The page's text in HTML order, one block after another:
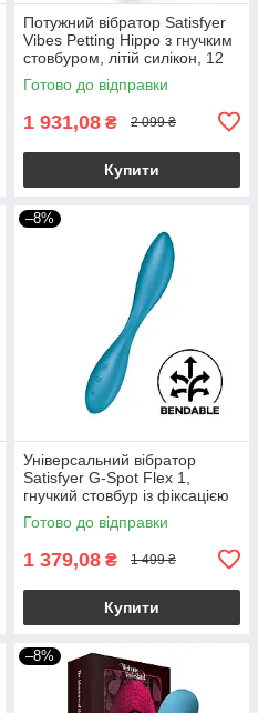
Потужний вібратор Satisfyer
Vibes Petting Hippo з гнучким
стовбуром, літій силікон, 12
режимів
Готово до відправки
1 931,08 ₴ 2 099 ₴
Купити
–8%
Універсальний вібратор
Satisfyer G-Spot Flex 1,
гнучкий стовбур із фіксацією
положення
Готово до відправки
1 379,08 ₴ 1 499 ₴
Купити
–8%